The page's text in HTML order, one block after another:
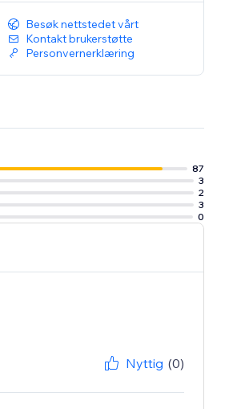
Besøk nettstedet vårt
Kontakt brukerstøtte
Personvernerklæring
87
3
2
3
0
Nyttig (0)